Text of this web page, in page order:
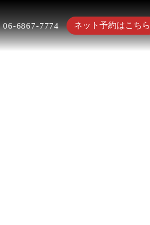
06-6867-7774 ネット予約はこちら